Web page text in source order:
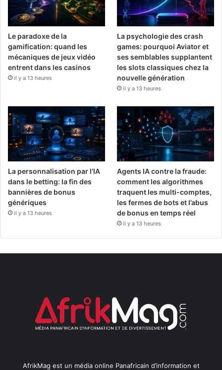
Le paradoxe de la
gamification: quand les
mécaniques de jeux vidéo
entrent dans les casinos
il y a 13 heures
La psychologie des crash
games: pourquoi Aviator et
ses semblables supplantent
les slots classiques chez la
nouvelle génération
il y a 13 heures
La personnalisation par l’IA
dans le betting: la fin des
bannières de bonus
génériques
il y a 13 heures
Agents IA contre la fraude:
comment les algorithmes
traquent les multi-comptes,
les fermes de bots et l’abus
de bonus en temps réel
il y a 13 heures
AfrikMag est un média online Panafricain d’information et